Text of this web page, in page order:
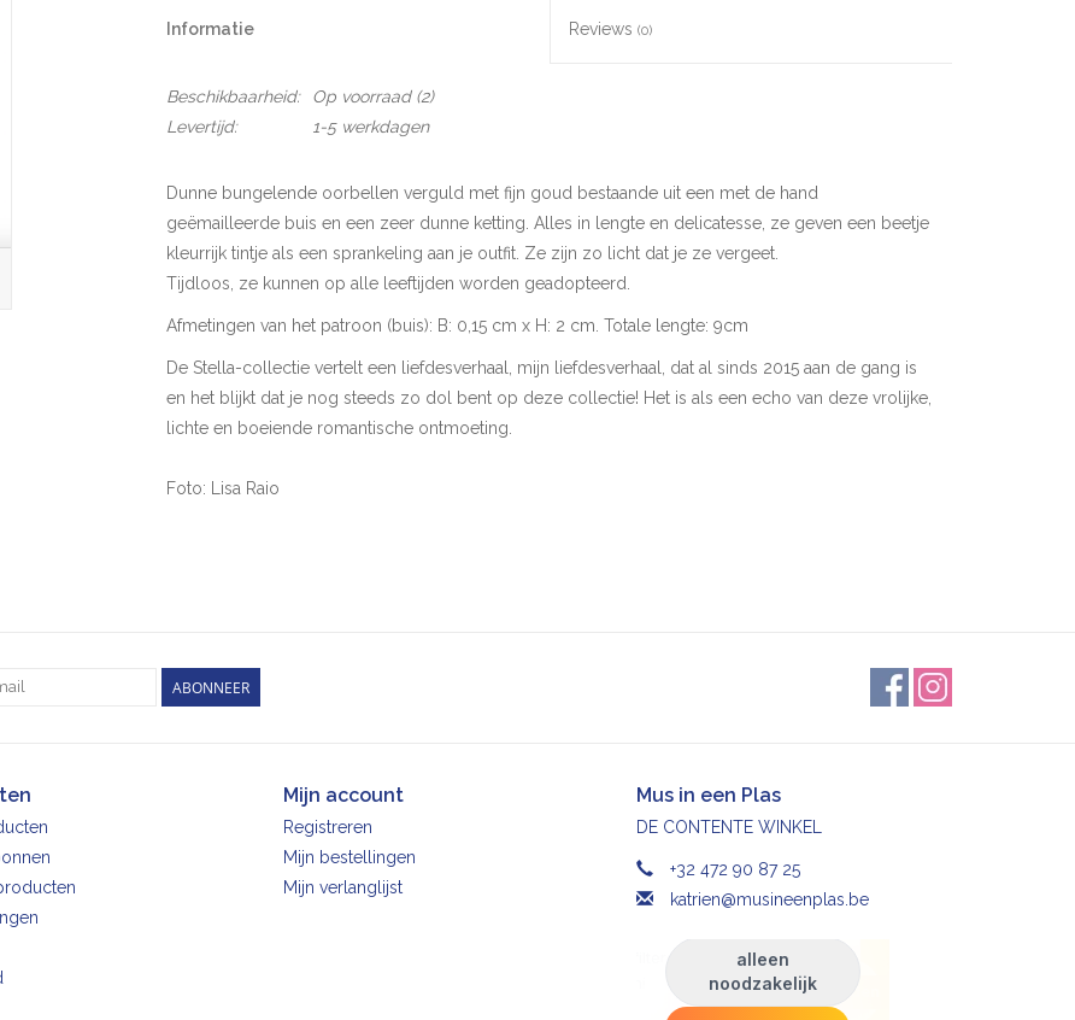
Informatie Reviews(0)
Beschikbaarheid: Op voorraad(2)
Levertijd:
1-5 werkdagen
Dunne bungelende oorbellen verguld met fijn goud bestaande uit een met de hand
geëmailleerde buis en een zeer dunne ketting. Alles in lengte en delicatesse, ze geven een beetje
kleurrijk tintje als een sprankeling aan je outfit. Ze zijn zo licht dat je ze vergeet.
Tijdloos, ze kunnen op alle leeftijden worden geadopteerd.
Afmetingen van het patroon (buis): B: 0,15 cm x H: 2 cm. Totale lengte: 9cm
De Stella-collectie vertelt een liefdesverhaal, mijn liefdesverhaal, dat al sinds 2015 aan de gang is
en het blijkt dat je nog steeds zo dol bent op deze collectie! Het is als een echo van deze vrolijke,
lichte en boeiende romantische ontmoeting.
Foto: Lisa Raio
ABONNEER
Mijn account
Registreren
Mijn bestellingen
Mijn verlanglijst
Mus in een Plas
DE CONTENTE WINKEL
+32 472 90 87 25
katrien@musineenplas.be